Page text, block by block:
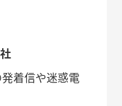
着信や迷惑電